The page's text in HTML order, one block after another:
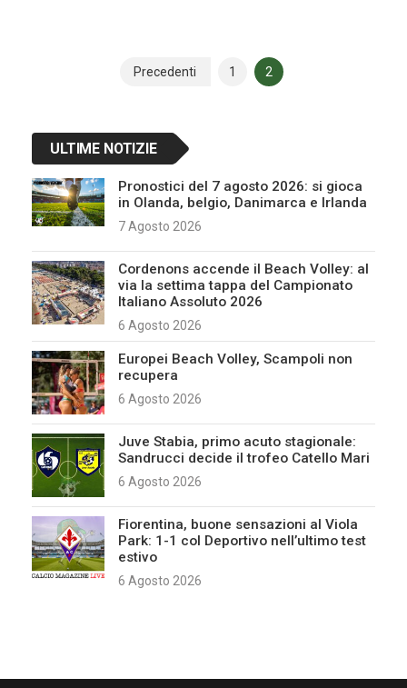
Precedenti 1 2
ULTIME NOTIZIE
Pronostici del 7 agosto 2026: si gioca
in Olanda, belgio, Danimarca e Irlanda
7 Agosto 2026
Cordenons accende il Beach Volley: al
via la settima tappa del Campionato
Italiano Assoluto 2026
6 Agosto 2026
Europei Beach Volley, Scampoli non
recupera
6 Agosto 2026
Juve Stabia, primo acuto stagionale:
Sandrucci decide il trofeo Catello Mari
6 Agosto 2026
Fiorentina, buone sensazioni al Viola
Park: 1-1 col Deportivo nell’ultimo test
estivo
6 Agosto 2026